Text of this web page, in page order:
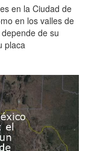
en la Ciudad de
en los valles de
de su
placa